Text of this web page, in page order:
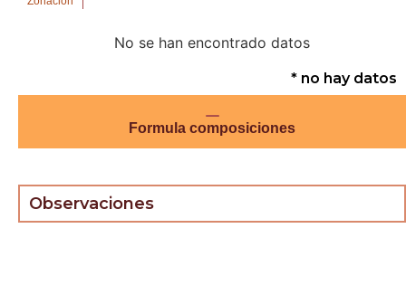
No se han encontrado datos
* no hay datos
Formula composiciones
Observaciones